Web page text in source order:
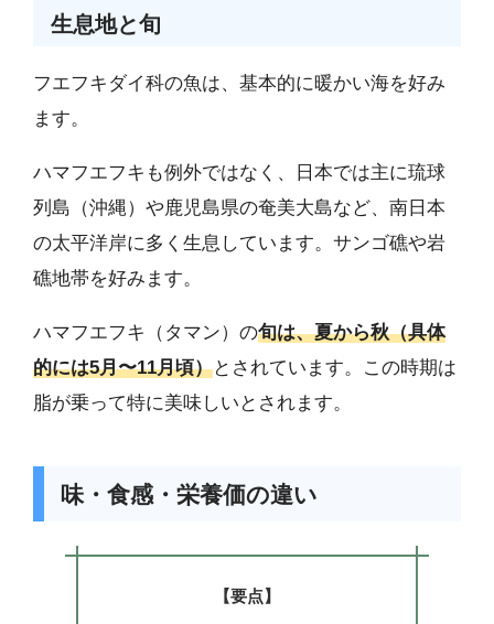
生息地と旬
フエフキダイ科の魚は、基本的に暖かい海を好み
ます。
ハマフエフキも例外ではなく、日本では主に琉球
列島（沖縄）や鹿児島県の奄美大島など、南日本
の太平洋岸に多く生息しています。サンゴ礁や岩
礁地帯を好みます。
ハマフエフキ（タマン）の旬は、夏から秋（具体
的には5月〜11月頃）とされています。この時期は
脂が乗って特に美味しいとされます。
味・食感・栄養価の違い
【要点】